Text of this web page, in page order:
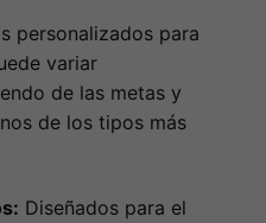
personalizados para
variar
de las metas y
de los tipos más
Diseñados para el